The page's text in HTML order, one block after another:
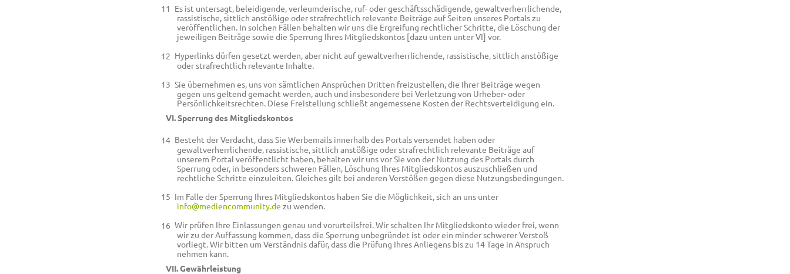
Es ist untersagt, beleidigende, verleumderische, ruf- oder geschäftsschädigende, gewaltverherrlichende,
rassistische, sittlich anstößige oder strafrechtlich relevante Beiträge auf Seiten unseres Portals zu
veröffentlichen. In solchen Fällen behalten wir uns die Ergreifung rechtlicher Schritte, die Löschung der
jeweiligen Beiträge sowie die Sperrung Ihres Mitgliedskontos [dazu unten unter VI] vor.
Hyperlinks dürfen gesetzt werden, aber nicht auf gewaltverherrlichende, rassistische, sittlich anstößige
oder strafrechtlich relevante Inhalte.
Sie übernehmen es, uns von sämtlichen Ansprüchen Dritten freizustellen, die Ihrer Beiträge wegen
gegen uns geltend gemacht werden, auch und insbesondere bei Verletzung von Urheber- oder
Persönlichkeitsrechten. Diese Freistellung schließt angemessene Kosten der Rechtsverteidigung ein.
VI. Sperrung des Mitgliedskontos
Besteht der Verdacht, dass Sie Werbemails innerhalb des Portals versendet haben oder
gewaltverherrlichende, rassistische, sittlich anstößige oder strafrechtlich relevante Beiträge auf
unserem Portal veröffentlicht haben, behalten wir uns vor Sie von der Nutzung des Portals durch
Sperrung oder, in besonders schweren Fällen, Löschung Ihres Mitgliedskontos auszuschließen und
rechtliche Schritte einzuleiten. Gleiches gilt bei anderen Verstößen gegen diese Nutzungsbedingungen.
Im Falle der Sperrung Ihres Mitgliedskontos haben Sie die Möglichkeit, sich an uns unter
info@mediencommunity.de zu wenden.
Wir prüfen Ihre Einlassungen genau und vorurteilsfrei. Wir schalten Ihr Mitgliedskonto wieder frei, wenn
wir zu der Auffassung kommen, dass die Sperrung unbegründet ist oder ein minder schwerer Verstoß
vorliegt. Wir bitten um Verständnis dafür, dass die Prüfung Ihres Anliegens bis zu 14 Tage in Anspruch
nehmen kann.
VII. Gewährleistung